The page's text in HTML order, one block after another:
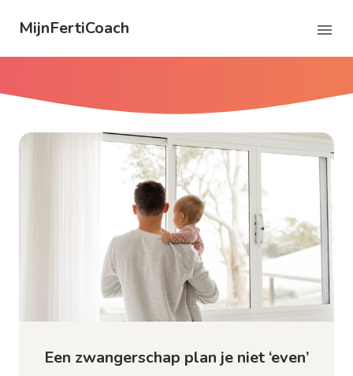
MijnFertiCoach
Een zwangerschap plan je niet ‘even’